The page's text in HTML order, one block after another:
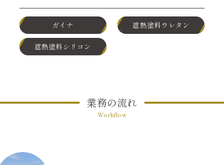
ガイナ 遮熱塗料ウレタン
遮熱塗料シリコン
業務の流れ
Workflow